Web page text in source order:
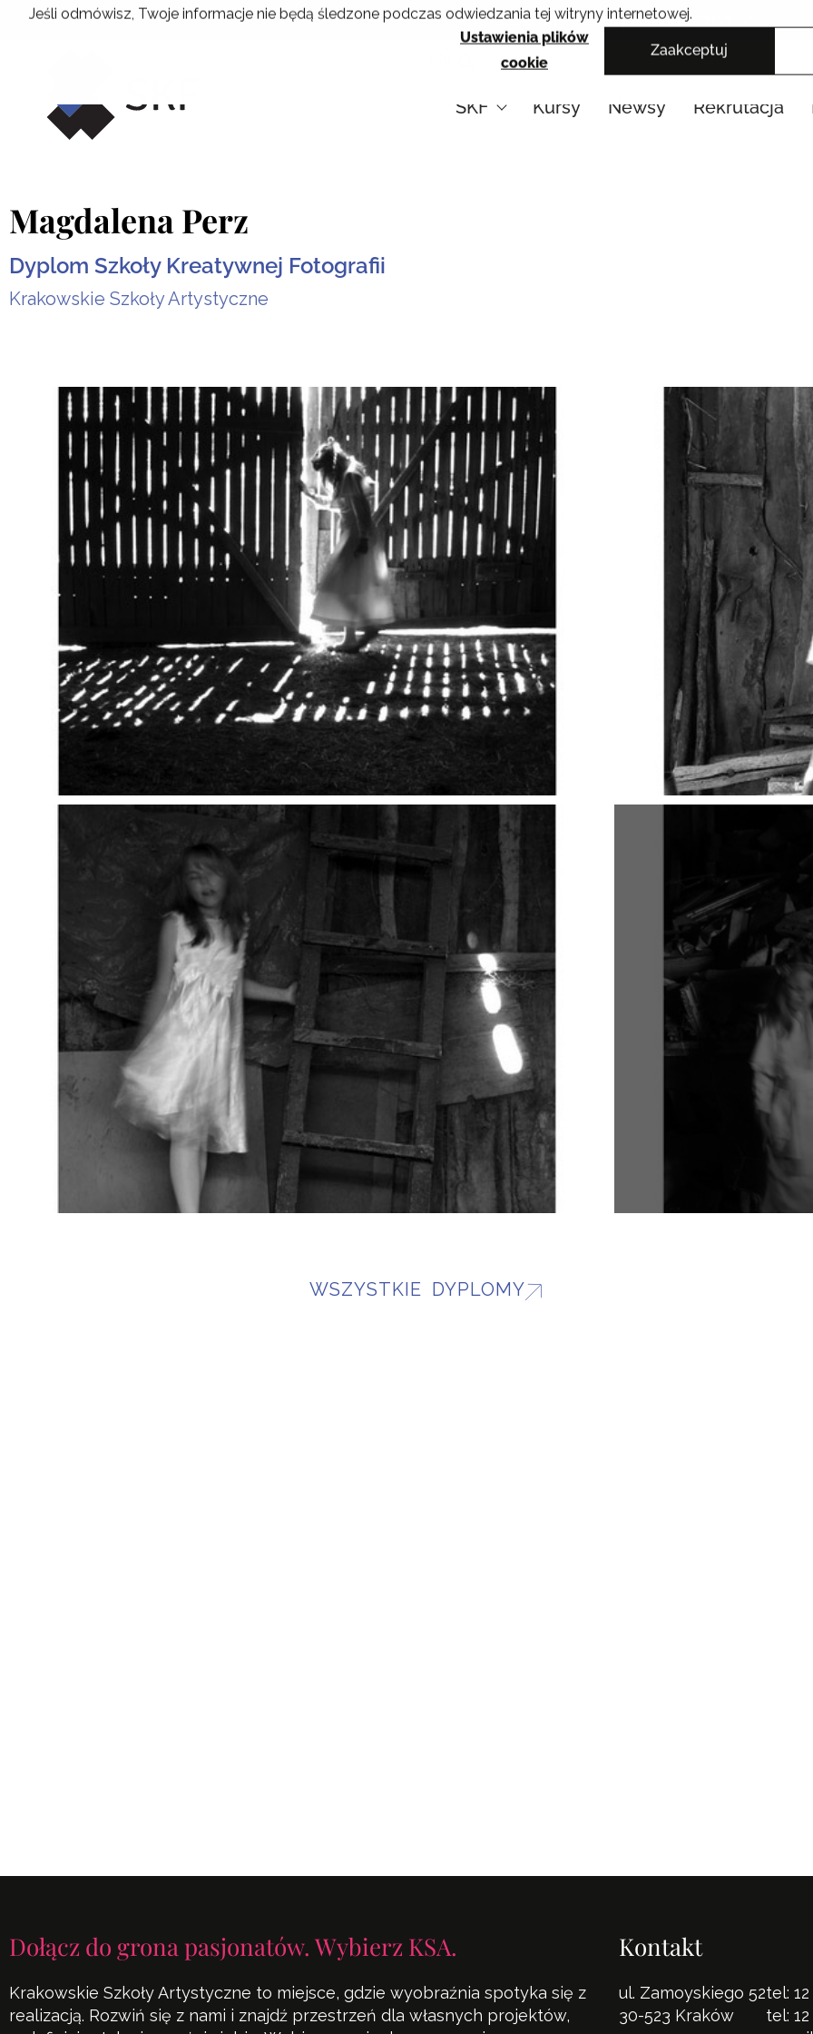
Jeśli odmówisz, Twoje informacje nie będą śledzone podczas odwiedzania tej witryny internetowej.
Ustawienia plików
cookie
Zaakceptuj
Przejdź
Krakowskie Szkoły Artystyczne
SKF Kursy Newsy Rekrutacja
Magdalena Perz
Dyplom Szkoły Kreatywnej Fotografii
Krakowskie Szkoły Artystyczne
WSZYSTKIE DYPLOMY
Dołącz do grona pasjonatów. Wybierz KSA.
Krakowskie Szkoły Artystyczne to miejsce, gdzie wyobraźnia spotyka się z
realizacją. Rozwiń się z nami i znajdź przestrzeń dla własnych projektów,
Kontakt
ul. Zamoyskiego 52
30-523 Kraków
tel:
tel: